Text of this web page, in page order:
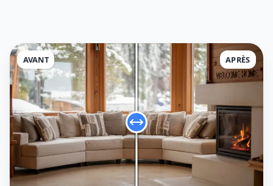
AVANT APRÈS